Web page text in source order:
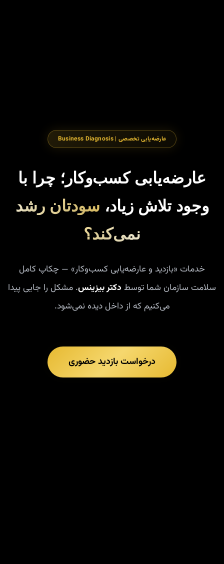
عارضه‌یابی تخصصی | Business Diagnosis
عارضه‌یابی کسب‌وکار؛ چرا با
وجود تلاش زیاد، سودتان رشد
نمی‌کند؟
خدمات «بازدید و عارضه‌یابی کسب‌وکار» — چکاپ کامل
سلامت سازمان شما توسط دکتر بیزینس. مشکل را جایی پیدا
می‌کنیم که از داخل دیده نمی‌شود.
درخواست بازدید حضوری